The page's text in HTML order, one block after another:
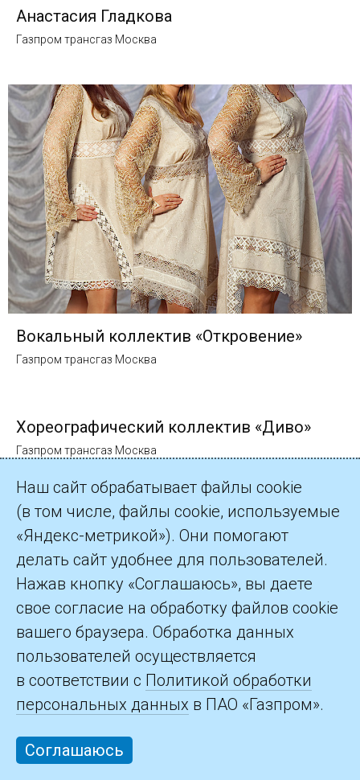
Анастасия Гладкова
Газпром трансгаз Москва
Вокальный коллектив «Откровение»
Газпром трансгаз Москва
Хореографический коллектив «Диво»
Газпром трансгаз Москва
Олег Володько
Газпром трансгаз Москва
Народный театр танца «Элегия»
Газпром трансгаз Москва
Вокальный дуэт Ларисы Крючковой и
Игоря Колобкова
Газпром трансгаз Москва
Наш сайт обрабатывает файлы cookie
(в том числе, файлы cookie, используемые
«Яндекс-метрикой»). Они помогают
делать сайт удобнее для пользователей.
Нажав кнопку «Соглашаюсь», вы даете
свое согласие на обработку файлов cookie
вашего браузера. Обработка данных
пользователей осуществляется
в соответствии с Политикой обработки
персональных данных в ПАО «Газпром».
Соглашаюсь